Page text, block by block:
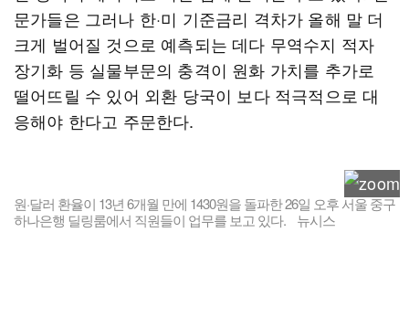
문가들은 그러나 한·미 기준금리 격차가 올해 말 더
크게 벌어질 것으로 예측되는 데다 무역수지 적자
장기화 등 실물부문의 충격이 원화 가치를 추가로
떨어뜨릴 수 있어 외환 당국이 보다 적극적으로 대
응해야 한다고 주문한다.
원·달러 환율이 13년 6개월 만에 1430원을 돌파한 26일 오후 서울 중구
하나은행 딜링룸에서 직원들이 업무를 보고 있다. 뉴시스